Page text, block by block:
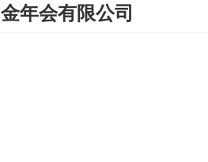
金年会有限公司